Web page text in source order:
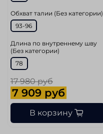
Обхват талии (Без категории)
93-96
Длина по внутреннему шву
(Без категории)
78
17 980 руб
7 909 руб
В корзину